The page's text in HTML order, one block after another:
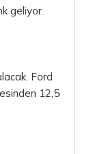
geliyor.
Ford
12,5